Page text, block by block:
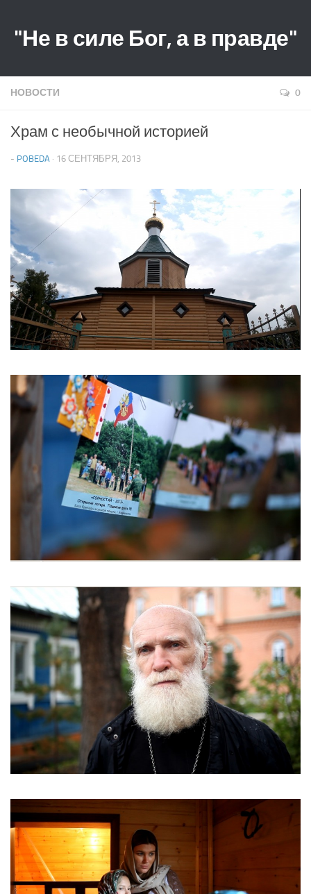
"Не в силе Бог, а в правде"
НОВОСТИ 0
Храм с необычной историей
- POBEDA · 16 СЕНТЯБРЯ, 2013